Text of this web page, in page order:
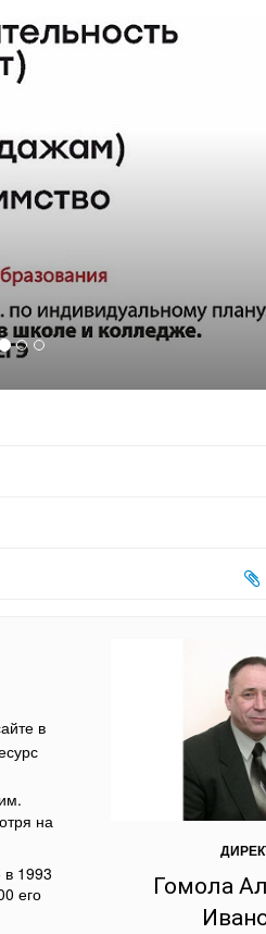
в
на
1993
его
Гомола